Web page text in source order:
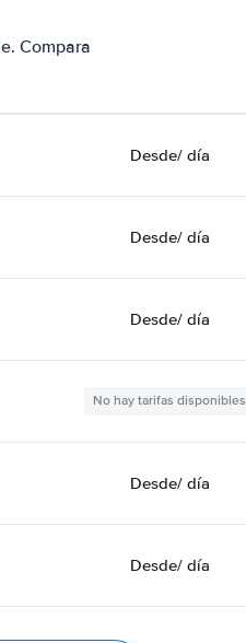
Compara
Desde/ día
Desde/ día
Desde/ día
No hay tarifas disponibles
Desde/ día
Desde/ día